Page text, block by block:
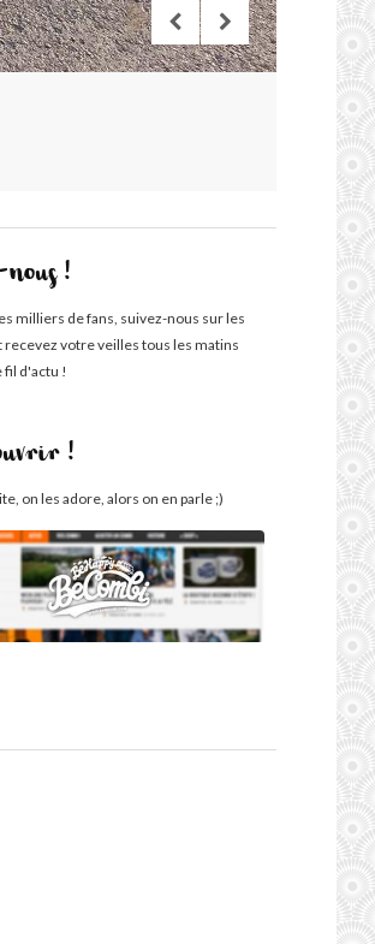
nous !
milliers de fans, suivez-nous sur les
recevez votre veilles tous les matins
fil d'actu !
!
on les adore, alors on en parle ;)